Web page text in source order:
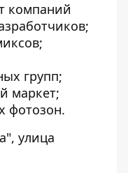
компаний
групп;
маркет;
фотозон.
улица